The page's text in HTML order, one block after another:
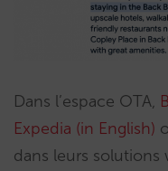
Dans l’espace OTA,
Expedia (in English)
dans leurs solutions